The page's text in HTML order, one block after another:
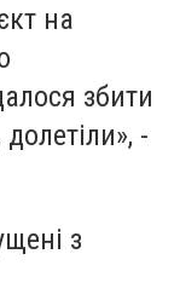
на
збити
-
з